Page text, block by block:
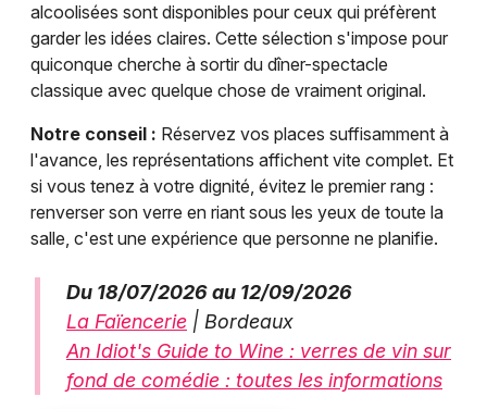
alcoolisées sont disponibles pour ceux qui préfèrent
garder les idées claires. Cette sélection s'impose pour
quiconque cherche à sortir du dîner-spectacle
classique avec quelque chose de vraiment original.
Notre conseil : Réservez vos places suffisamment à
l'avance, les représentations affichent vite complet. Et
si vous tenez à votre dignité, évitez le premier rang :
renverser son verre en riant sous les yeux de toute la
salle, c'est une expérience que personne ne planifie.
Du 18/07/2026 au 12/09/2026
La Faïencerie | Bordeaux
An Idiot's Guide to Wine : verres de vin sur
fond de comédie : toutes les informations